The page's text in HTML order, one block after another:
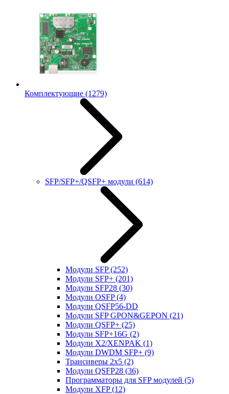
Комплектующие (1279)
SFP/SFP+/QSFP+ модули (614)
Модули SFP(252)
Модули SFP+ (201)
Модули SFP28 (30)
Модули OSFP(4)
Модули QSFP56-DD
Модули SFP GPON&GEPON (21)
Модули QSFP+ (25)
Модули SFP+16G (2)
Модули X2/XENPAK (1)
Модули DWDM SFP+ (9)
Трансиверы 2x5 (2)
Модули QSFP28 (36)
Программаторы для SFP модулей (5)
Модули XFP(12)